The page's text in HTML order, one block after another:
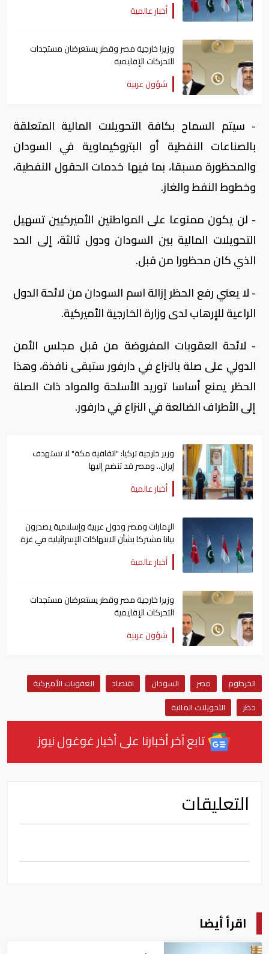
أخبار عالمية
وزيرا خارجية مصر وقطر يستعرضان مستجدات
التحركات الإقليمية
شؤون عربية
- سيتم السماح بكافة التحويلات المالية المتعلقة
بالصناعات النفطية أو البتروكيماوية في السودان
والمحظورة مسبقا، بما فيها خدمات الحقول النفطية،
وخطوط النفط والغاز.
- لن يكون ممنوعا على المواطنين الأميركيين تسهيل
التحويلات المالية بين السودان ودول ثالثة، إلى الحد
الذي كان محظورا من قبل.
- لا يعني رفع الحظر إزالة اسم السودان من لائحة الدول
الراعية للإرهاب لدى وزارة الخارجية الأميركية.
- لائحة العقوبات المفروضة من قبل مجلس الأمن
الدولي على صلة بالنزاع في دارفور ستبقى نافذة، وهذا
الحظر يمنع أساسا توريد الأسلحة والمواد ذات الصلة
إلى الأطراف الضالعة في النزاع في دارفور.
وزير خارجية تركيا: "اتفاقية مكة" لا تستهدف
إيران.. ومصر قد تنضم إليها
أخبار عالمية
الإمارات ومصر ودول عربية وإسلامية يصدرون
بيانا مشتركا بشأن الانتهاكات الإسرائيلية في غزة
أخبار عالمية
وزيرا خارجية مصر وقطر يستعرضان مستجدات
التحركات الإقليمية
شؤون عربية
الخرطوم مصر السودان اقتصاد
العقوبات الأميركية
حظر
التحويلات المالية
تابع آخر أخبارنا على أخبار غوغول نيوز
التعليقات
اقرأ أيضا